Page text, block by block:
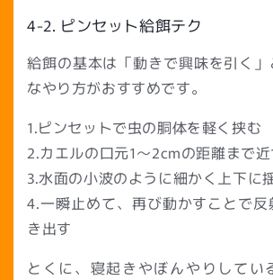
4-2. ピンセット給餌テク
給餌の基本は「動きで興味を引く」
なやり方がおすすめです。
1.ピンセットで虫の胴体を軽く挟む
2.カエルの口元1〜2cmの距離まで
3.水面の小波のように細かく上下に
4.一瞬止めて、再び動かすことで反
き出す
とくに、寝起きやぼんやりしてい